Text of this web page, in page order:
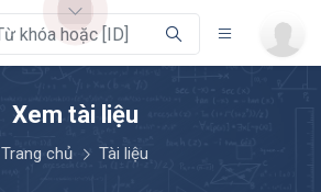
Xem tài liệu
Trang chủ Tài liệu